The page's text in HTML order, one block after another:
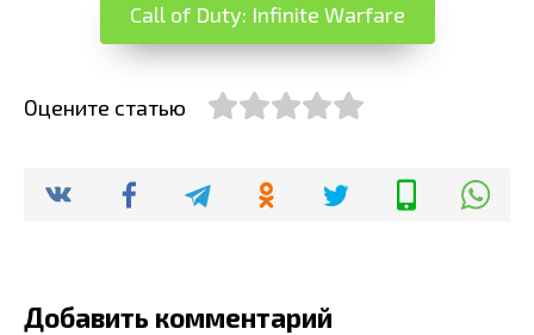
Call of Duty: Infinite Warfare
Оцените статью
Добавить комментарий